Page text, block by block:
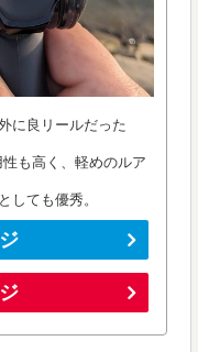
に良リールだった
も高く、軽めのルア
しても優秀。